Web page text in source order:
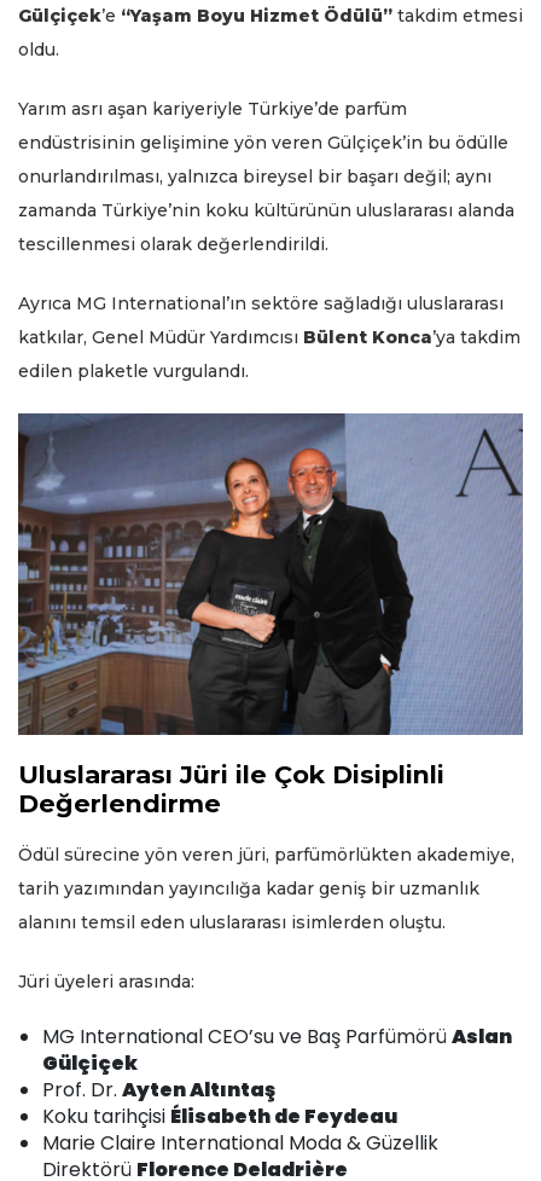
Gülçiçek’e “Yaşam Boyu Hizmet Ödülü” takdim etmesi
oldu.
Yarım asrı aşan kariyeriyle Türkiye’de parfüm
endüstrisinin gelişimine yön veren Gülçiçek’in bu ödülle
onurlandırılması, yalnızca bireysel bir başarı değil; aynı
zamanda Türkiye’nin koku kültürünün uluslararası alanda
tescillenmesi olarak değerlendirildi.
Ayrıca MG International’ın sektöre sağladığı uluslararası
katkılar, Genel Müdür Yardımcısı Bülent Konca’ya takdim
edilen plaketle vurgulandı.
Uluslararası Jüri ile Çok Disiplinli
Değerlendirme
Ödül sürecine yön veren jüri, parfümörlükten akademiye,
tarih yazımından yayıncılığa kadar geniş bir uzmanlık
alanını temsil eden uluslararası isimlerden oluştu.
Jüri üyeleri arasında:
MG International CEO’su ve Baş ParfümörüAslan
Gülçiçek
Prof. Dr. Ayten Altıntaş
Koku tarihçisi Élisabeth de Feydeau
Marie Claire International Moda & Güzellik
Direktörü Florence Deladrière